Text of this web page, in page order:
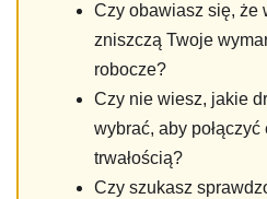
Czy obawiasz się, że
zniszczą Twoje
robocze?
Czy nie wiesz, jakie
wybrać, aby
trwałością?
Czy szukasz